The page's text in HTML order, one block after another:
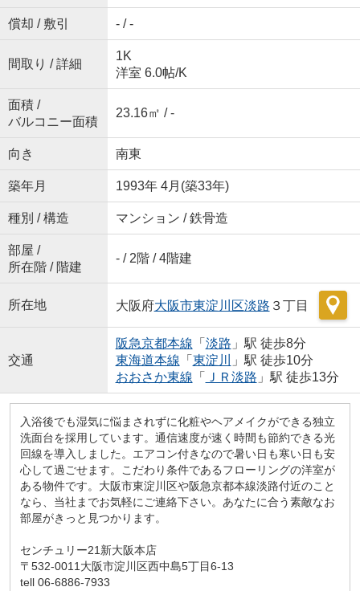
償却 / 敷引 - / -
間取り / 詳細
1K
洋室 6.0帖/K
面積 /
バルコニー面積
23.16㎡ / -
向き 南東
築年月 1993年 4月(築33年)
種別 / 構造 マンション / 鉄骨造
部屋 /
所在階 / 階建
- / 2階 / 4階建
所在地 大阪府大阪市東淀川区淡路 ３丁目
交通
阪急京都本線 「 淡路 」駅 徒歩8分
東海道本線 「 東淀川
」駅 徒歩10分
おおさか東線 「 ＪＲ淡路 」駅 徒歩13分
入浴後でも湿気に悩まされずに化粧やヘアメイクができる独立
洗面台を採用しています。通信速度が速く時間も節約できる光
回線を導入しました。エアコン付きなので暑い日も寒い日も安
心して過ごせます。こだわり条件であるフローリングの洋室が
ある物件です。大阪市東淀川区や阪急京都本線淡路付近のこと
なら、当社までお気軽にご連絡下さい。あなたに合う素敵なお
部屋がきっと見つかります。
センチュリー21新大阪本店
〒532-0011大阪市淀川区西中島5丁目6-13
tell 06-6886-7933